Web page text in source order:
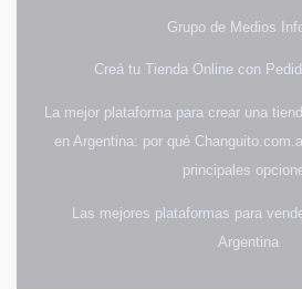
Grupo de Medios
Creá tu Tienda Online con
La mejor plataforma para crear una
en Argentina: por qué
principales
Las mejores plataformas para
Argentina